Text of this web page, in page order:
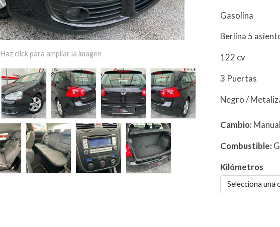
Haz click para ampliar la imagen
Gasolina
Berlina 5
122 cv
3 Puertas
Negro /
Cambio: Manual
Combustible:
Kilómetros
Selecciona una